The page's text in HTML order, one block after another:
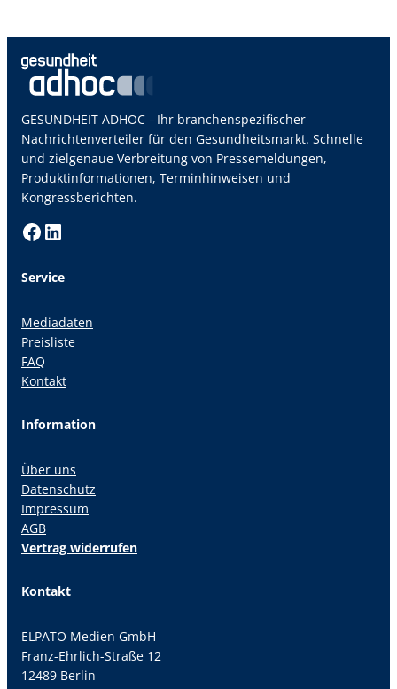
GESUNDHEIT ADHOC – Ihr branchenspezifischer
Nachrichtenverteiler für den Gesundheitsmarkt. Schnelle
und zielgenaue Verbreitung von Pressemeldungen,
Produktinformationen, Terminhinweisen und
Kongressberichten.
Facebook LinkedIn
Service
Mediadaten
Preisliste
FAQ
Kontakt
Information
Über uns
Datenschutz
Impressum
AGB
Vertrag widerrufen
Kontakt
ELPATO Medien GmbH
Franz-Ehrlich-Straße 12
12489 Berlin